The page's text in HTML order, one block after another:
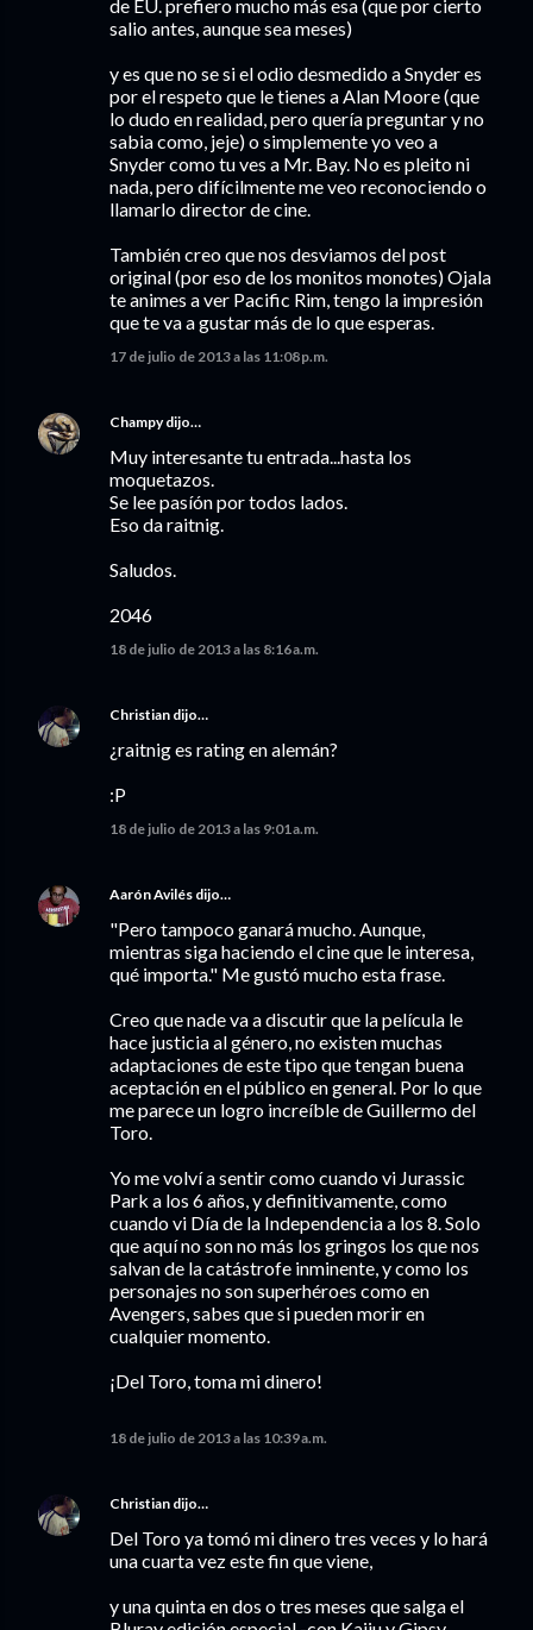
de EU. prefiero mucho más esa (que por cierto
salio antes, aunque sea meses)
y es que no se si el odio desmedido a Snyder es
por el respeto que le tienes a Alan Moore (que
lo dudo en realidad, pero quería preguntar y no
sabia como, jeje) o simplemente yo veo a
Snyder como tu ves a Mr. Bay. No es pleito ni
nada, pero difícilmente me veo reconociendo o
llamarlo director de cine.
También creo que nos desviamos del post
original (por eso de los monitos monotes) Ojala
te animes a ver Pacific Rim, tengo la impresión
que te va a gustar más de lo que esperas.
17 de julio de 2013 a las 11:08 p.m.
Champydijo…
Muy interesante tu entrada...hasta los
moquetazos.
Se lee pasíón por todos lados.
Eso da raitnig.
Saludos.
2046
18 de julio de 2013 a las 8:16 a.m.
Christian dijo…
¿raitnig es rating en alemán?
:P
18 de julio de 2013 a las 9:01 a.m.
Aarón Avilés dijo…
"Pero tampoco ganará mucho. Aunque,
mientras siga haciendo el cine que le interesa,
qué importa." Me gustó mucho esta frase.
Creo que nade va a discutir que la película le
hace justicia al género, no existen muchas
adaptaciones de este tipo que tengan buena
aceptación en el público en general. Por lo que
me parece un logro increíble de Guillermo del
Toro.
Yo me volví a sentir como cuando vi Jurassic
Park a los 6 años, y definitivamente, como
cuando vi Día de la Independencia a los 8. Solo
que aquí no son no más los gringos los que nos
salvan de la catástrofe inminente, y como los
personajes no son superhéroes como en
Avengers, sabes que si pueden morir en
cualquier momento.
¡Del Toro, toma mi dinero!
18 de julio de 2013 a las 10:39 a.m.
Christian dijo…
Del Toro ya tomó mi dinero tres veces y lo hará
una cuarta vez este fin que viene,
y una quinta en dos o tres meses que salga el